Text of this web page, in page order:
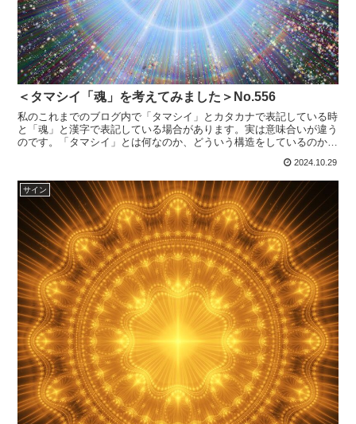
＜タマシイ「魂」を考えてみました＞No.556
私のこれまでのブログ内で「タマシイ」とカタカナで表記している時
と「魂」と漢字で表記している場合があります。実は意味合いが違う
のです。「タマシイ」とは何なのか、どういう構造をしているのか、
2024.10.29
サイン